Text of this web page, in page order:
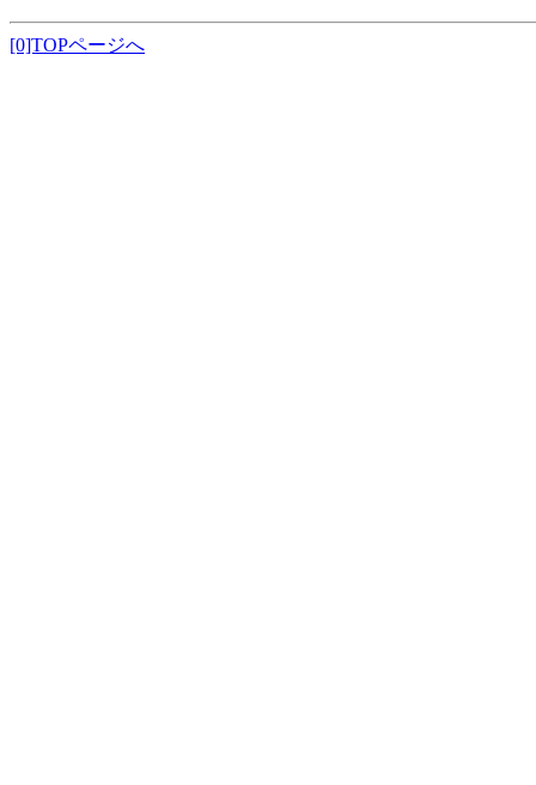
[0]TOPページへ